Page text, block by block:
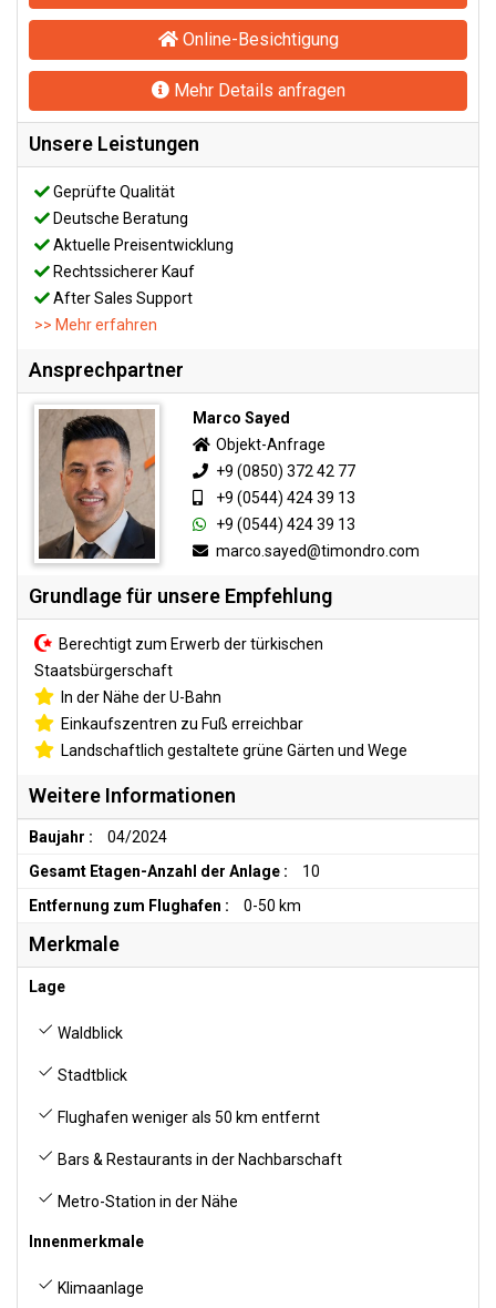
Online-Besichtigung
Mehr Details anfragen
Unsere Leistungen
Geprüfte Qualität
Deutsche Beratung
Aktuelle Preisentwicklung
Rechtssicherer Kauf
After Sales Support
>> Mehr erfahren
Ansprechpartner
Marco Sayed
Objekt-Anfrage
+9 (0850) 372 42 77
+9 (0544) 424 39 13
+9 (0544) 424 39 13
marco.sayed@timondro.com
Grundlage für unsere Empfehlung
Berechtigt zum Erwerb der türkischen
Staatsbürgerschaft
In der Nähe der U-Bahn
Einkaufszentren zu Fuß erreichbar
Landschaftlich gestaltete grüne Gärten und Wege
Weitere Informationen
Baujahr :
04/2024
Gesamt Etagen-Anzahl der Anlage :
10
Entfernung zum Flughafen :
0-50 km
Merkmale
Lage
Waldblick
Stadtblick
Flughafen weniger als 50 km entfernt
Bars & Restaurants in der Nachbarschaft
Metro-Station in der Nähe
Innenmerkmale
Klimaanlage